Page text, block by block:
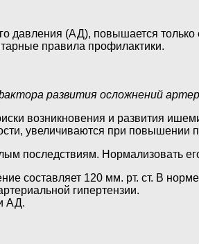
(АД), повышается
правила профилактики.
развития осложнений
возникновения и развития
увеличиваются при повышении
последствиям. Нормализовать
составляет 120 мм. рт. ст. В
гипертензии.
АД.